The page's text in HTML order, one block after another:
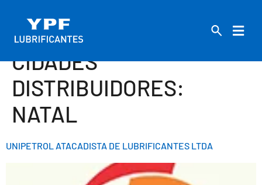
CIDADES
DISTRIBUIDORES:
NATAL
UNIPETROL ATACADISTA DE LUBRIFICANTES LTDA